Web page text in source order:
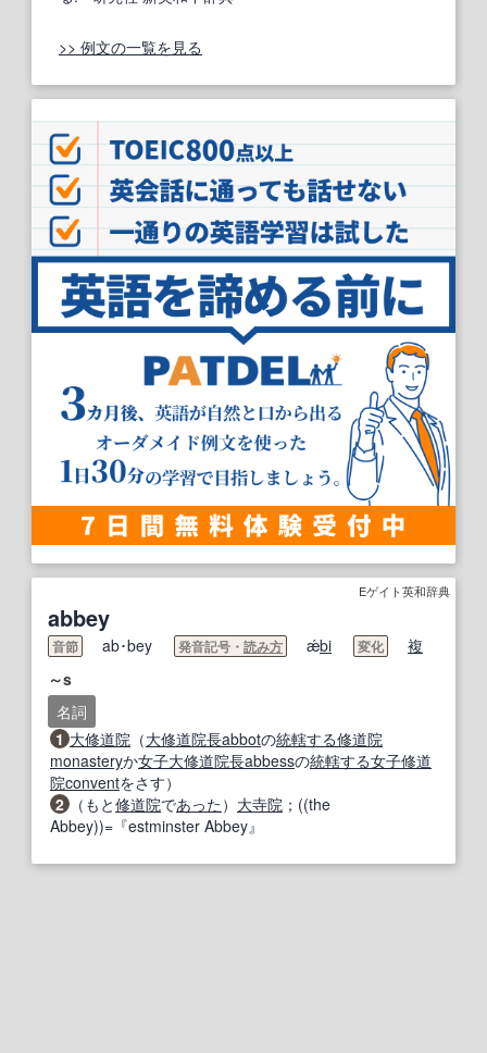
>> 例文の一覧を見る
Eゲイト英和辞典
abbey
音節 ab･bey 発音記号・ 読み方 ǽbi 変化
複
～s
名詞
1 大修道院 （大修道院長abbotの統轄する修道院
monasteryか女子大修道院長abbessの統轄する女子修道
院conventをさす）
2
（もと修道院であった） 大寺院 ；((the
Abbey))=『estminster Abbey』